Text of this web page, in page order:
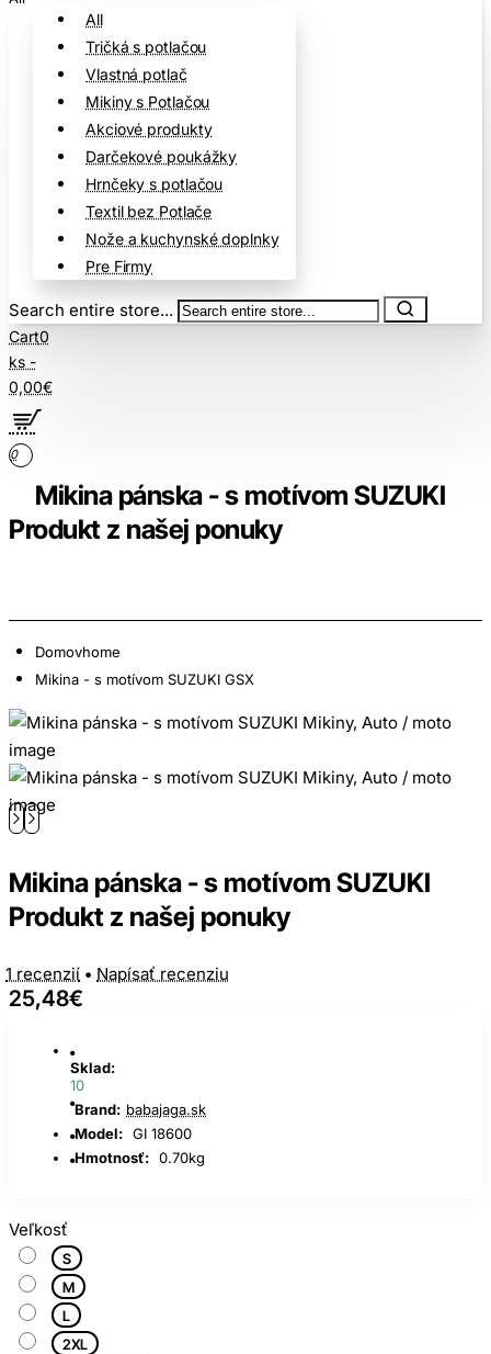
All
Tričká s potlačou
Vlastná potlač
Mikiny s Potlačou
Akciové produkty
Darčekové poukážky
Hrnčeky s potlačou
Textil bez Potlače
Nože a kuchynské doplnky
Pre Firmy
Search entire store...
Cart0
ks -
0,00€
0
Mikina pánska - s motívom SUZUKI
Produkt z našej ponuky
Domovhome
Mikina - s motívom SUZUKI GSX
Mikina pánska - s motívom SUZUKI
Produkt z našej ponuky
1 recenzií • Napísať recenziu
25,48€
Sklad:
10
Brand: babajaga.sk
Model: GI 18600
Hmotnosť: 0.70kg
Veľkosť
S
M
L
2XL